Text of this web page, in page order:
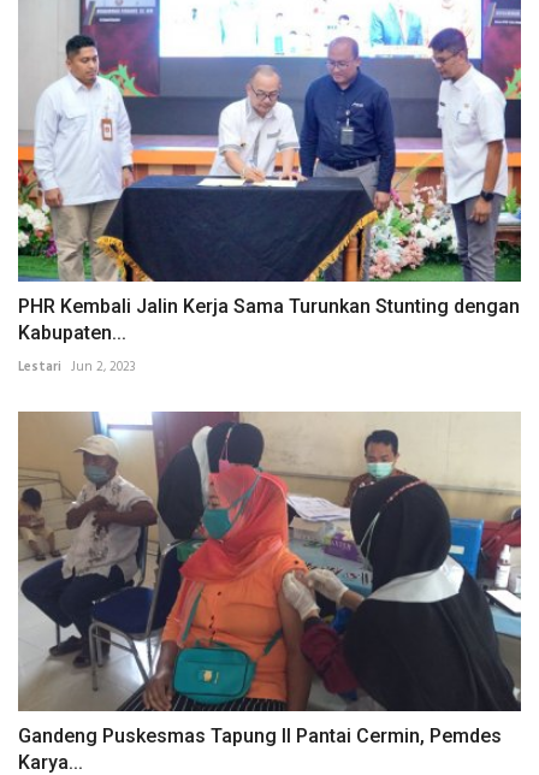
PHR Kembali Jalin Kerja Sama Turunkan Stunting dengan
Kabupaten...
Lestari Jun 2, 2023
Gandeng Puskesmas Tapung II Pantai Cermin, Pemdes
Karya...